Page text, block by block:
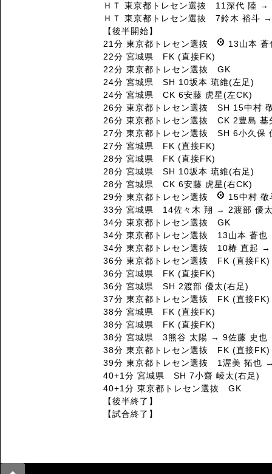
ＨＴ 東京都トレセン選抜 11深代 陸 →
ＨＴ 東京都トレセン選抜 7鈴木 裕斗
【後半開始】
21分 東京都トレセン選抜
13山本
22分 宮城県 FK (直接FK)
22分 東京都トレセン選抜 GK
24分 宮城県 SH 10坂本 琉維(左足)
24分 宮城県 CK 6安藤 虎星(左CK)
26分 東京都トレセン選抜 SH 15中村
26分 東京都トレセン選抜 CK 2豊島 基
27分 東京都トレセン選抜 SH 6小久保
27分 宮城県 FK (直接FK)
28分 宮城県 FK (直接FK)
28分 宮城県 SH 10坂本 琉維(右足)
28分 宮城県 CK 6安藤 虎星(右CK)
29分 東京都トレセン選抜
15中村
33分 宮城県 14佐々木 翔 → 2渡部 優
34分 東京都トレセン選抜 GK
34分 東京都トレセン選抜 13山本 蒼
34分 東京都トレセン選抜 10椿 直起 →
36分 東京都トレセン選抜 FK (直接FK)
36分 宮城県 FK (直接FK)
36分 宮城県 SH 2渡部 優太(右足)
37分 東京都トレセン選抜 FK (直接FK)
38分 宮城県 FK (直接FK)
38分 宮城県 FK (直接FK)
38分 宮城県 3熊谷 太陽 → 9佐藤 史也
38分 東京都トレセン選抜 FK (直接FK)
39分 東京都トレセン選抜 1渥美 拓也
40+1分 宮城県 SH 7小齋 崚太(右足)
40+1分 東京都トレセン選抜 GK
【後半終了】
【試合終了】